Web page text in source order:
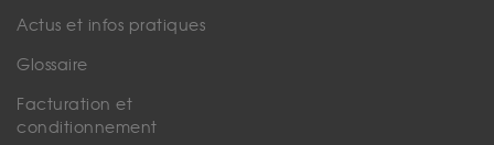
Actus et infos pratiques
Glossaire
Facturation et
conditionnement